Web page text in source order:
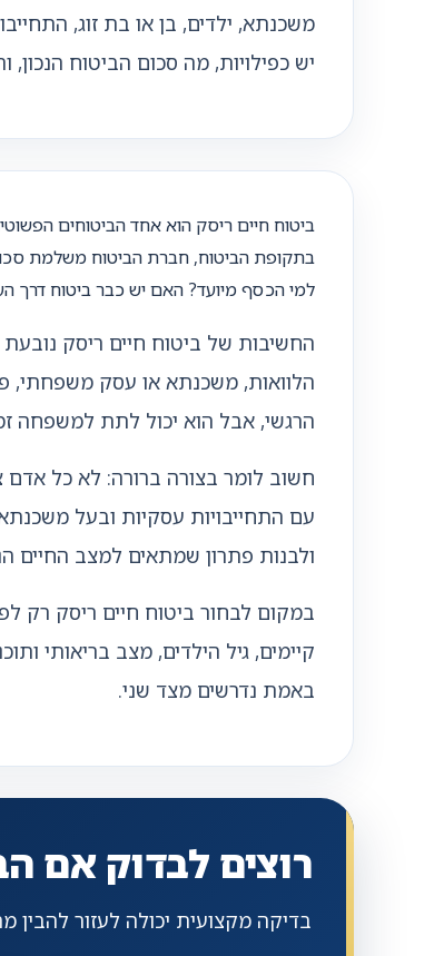
משכנתא, ילדים, בן או בת זוג,
יש כפילויות, מה סכום הביטוח
ביטוח חיים ריסק הוא אחד הביטוחים
בתקופת הביטוח, חברת הביטוח משלמת
למי הכסף מיועד? האם יש כבר ביטוח דרך
החשיבות של ביטוח חיים ריסק
הלוואות, משכנתא או עסק משפחתי,
הרגשי, אבל הוא יכול לתת למשפחה
חשוב לומר בצורה ברורה: לא כל אדם
עם התחייבויות עסקיות ובעל
ולבנות פתרון שמתאים למצב החיים
במקום לבחור ביטוח חיים ריסק רק
קיימים, גיל הילדים, מצב בריאותי
באמת נדרשים מצד שני.
רוצים לבדוק אם
בדיקה מקצועית יכולה לעזור להבין